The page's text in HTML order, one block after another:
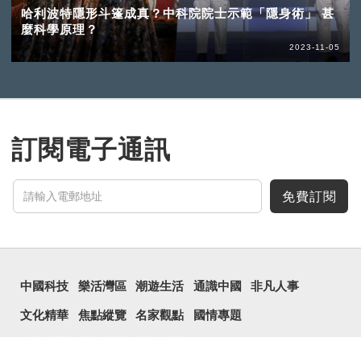
哈利波特隱形斗篷成真？中科院院士示範「隱身術」 甚
麼科學原理？
2023-11-05
訂閱電子通訊
免費訂閱
中國科技 樂活灣區 潮遊生活 通識中國 非凡人事
文化精華 焦點縱覽 名家觀點 國情專題